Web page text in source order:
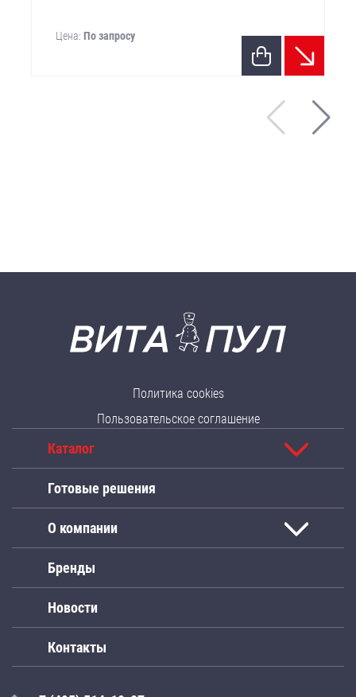
Цена: По запросу
Политика cookies
Пользовательское соглашение
Каталог
Готовые решения
О компании
Бренды
Новости
Контакты